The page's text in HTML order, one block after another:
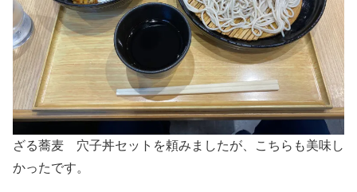
ざる蕎麦 穴子丼セットを頼みましたが、こちらも美味し
かったです。